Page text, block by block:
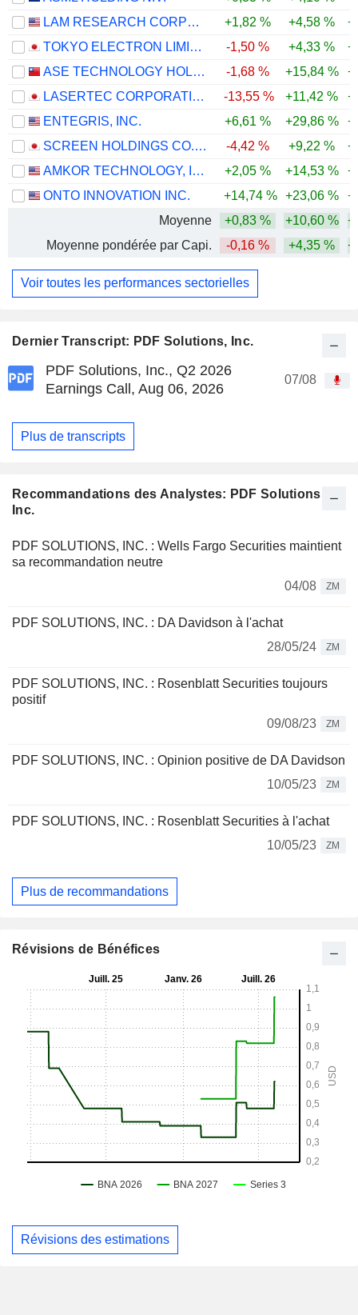
Dernier Transcript: PDF Solutions, Inc.
PDF Solutions, Inc., Q2 2026
Earnings Call, Aug 06, 2026
07/08
Plus de transcripts
Recommandations des Analystes: PDF Solutions,
Inc.
PDF SOLUTIONS, INC. : Wells Fargo Securities maintient
sa recommandation neutre
04/08
ZM
PDF SOLUTIONS, INC. : DA Davidson à l'achat
28/05/24
ZM
PDF SOLUTIONS, INC. : Rosenblatt Securities toujours
positif
09/08/23
ZM
PDF SOLUTIONS, INC. : Opinion positive de DA Davidson
10/05/23
ZM
PDF SOLUTIONS, INC. : Rosenblatt Securities à l'achat
10/05/23
ZM
Plus de recommandations
LAM RESEARCH CORPORATION
+1,82 % +4,58 %
TOKYO ELECTRON LIMITED
-1,50 % +4,33 %
ASE TECHNOLOGY HOLDING CO., LTD.
-1,68 % +15,84 %
LASERTEC CORPORATION
-13,55 % +11,42 %
ENTEGRIS, INC.
+6,61 % +29,86 %
SCREEN HOLDINGS CO., LTD.
-4,42 % +9,22 %
AMKOR TECHNOLOGY, INC.
+2,05 % +14,53 %
ONTO INNOVATION INC.
+14,74 % +23,06 %
Moyenne
+0,83 % +10,60 %
Moyenne pondérée par Capi.
-0,16 % +4,35 %
Voir toutes les performances sectorielles
Révisions de Bénéfices
Révisions des estimations